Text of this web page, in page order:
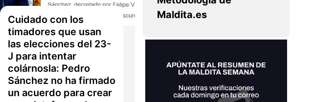
Cuidado con los
timadores que usan
las elecciones del 23-
J para intentar
colárnosla: Pedro
Sánchez no ha firmado
un acuerdo para crear
Maldita.es